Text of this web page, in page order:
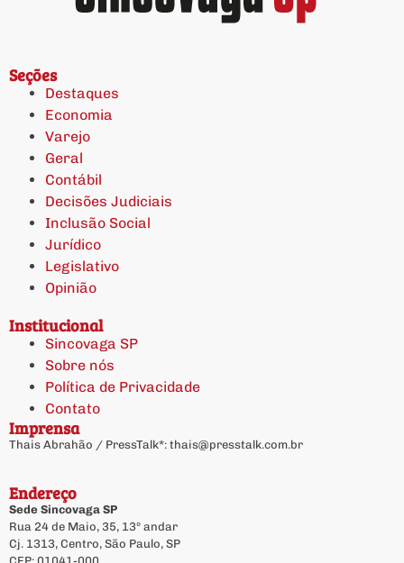
Seções
Destaques
Economia
Varejo
Geral
Contábil
Decisões Judiciais
Inclusão Social
Jurídico
Legislativo
Opinião
Institucional
Sincovaga SP
Sobre nós
Política de Privacidade
Contato
Imprensa
Thais Abrahão / PressTalk*: thais@presstalk.com.br
Endereço
Sede Sincovaga SP
Rua 24 de Maio, 35, 13º andar
Cj. 1313, Centro, São Paulo, SP